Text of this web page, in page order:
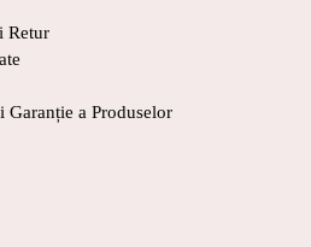
Retur
Garanție a Produselor